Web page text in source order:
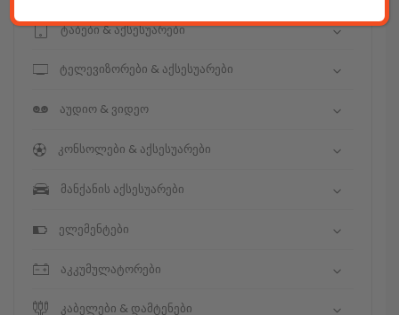
ტაბები & აქსესუარები
ტელევიზორები & აქსესუარები
აუდიო & ვიდეო
კონსოლები & აქსესუარები
მანქანის აქსესუარები
ელემენტები
აკკუმულატორები
კაბელები & დამტენები